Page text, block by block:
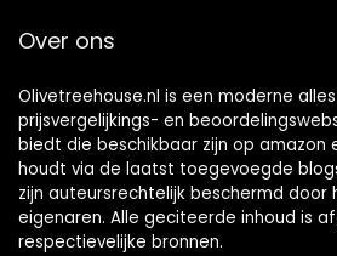
Over ons
Olivetreehouse.nl is een moderne
prijsvergelijkings- en
biedt die beschikbaar zijn op amazon
houdt via de laatst toegevoegde
zijn auteursrechtelijk beschermd door
eigenaren. Alle geciteerde inhoud is
respectievelijke bronnen.